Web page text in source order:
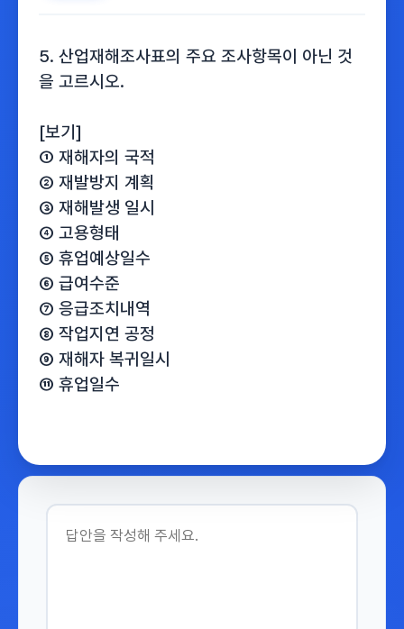
5. 산업재해조사표의 주요 조사항목이 아닌 것
을 고르시오.
[보기]
① 재해자의 국적
② 재발방지 계획
③ 재해발생 일시
④ 고용형태
⑤ 휴업예상일수
⑥ 급여수준
⑦ 응급조치내역
⑧ 작업지연 공정
⑨ 재해자 복귀일시
⑪ 휴업일수